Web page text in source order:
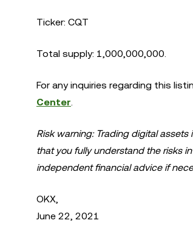
Ticker: CQT
Total supply: 1,000,000,000.
For any inquiries regarding this
Center.
Risk warning: Trading digital
that you fully understand the risks
independent financial advice if
OKX,
June 22, 2021